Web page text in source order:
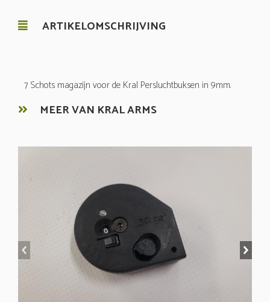
ARTIKELOMSCHRIJVING
7 Schots magazijn voor de Kral Persluchtbuksen in 9mm.
MEER VAN KRAL ARMS